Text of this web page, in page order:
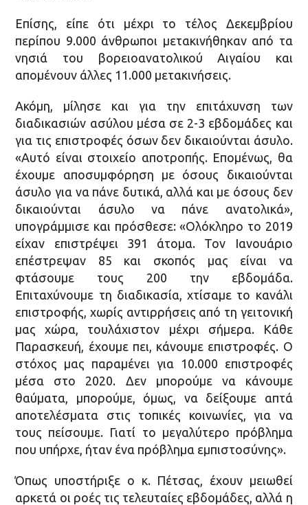
Επίσης, είπε ότι μέχρι το τέλος Δεκεμβρίου
περίπου 9.000 άνθρωποι μετακινήθηκαν από τα
νησιά του βορειοανατολικού Αιγαίου και
απομένουν άλλες 11.000 μετακινήσεις.
Ακόμη, μίλησε και για την επιτάχυνση των
διαδικασιών ασύλου μέσα σε 2-3 εβδομάδες και
για τις επιστροφές όσων δεν δικαιούνται άσυλο.
«Αυτό είναι στοιχείο αποτροπής. Επομένως, θα
έχουμε αποσυμφόρηση με όσους δικαιούνται
άσυλο για να πάνε δυτικά, αλλά και με όσους δεν
δικαιούνται άσυλο να πάνε ανατολικά»,
υπογράμμισε και πρόσθεσε: «Ολόκληρο το 2019
είχαν επιστρέψει 391 άτομα. Τον Ιανουάριο
επέστρεψαν 85 και σκοπός μας είναι να
φτάσουμε τους 200 την εβδομάδα.
Επιταχύνουμε τη διαδικασία, χτίσαμε το κανάλι
επιστροφής, χωρίς αντιρρήσεις από τη γειτονική
μας χώρα, τουλάχιστον μέχρι σήμερα. Κάθε
Παρασκευή, έχουμε πει, κάνουμε επιστροφές. Ο
στόχος μας παραμένει για 10.000 επιστροφές
μέσα στο 2020. Δεν μπορούμε να κάνουμε
θαύματα, μπορούμε, όμως, να δείξουμε απτά
αποτελέσματα στις τοπικές κοινωνίες, για να
τους πείσουμε. Γιατί το μεγαλύτερο πρόβλημα
που υπήρχε, ήταν ένα πρόβλημα εμπιστοσύνης».
Όπως υποστήριξε ο κ. Πέτσας, έχουν μειωθεί
αρκετά οι ροές τις τελευταίες εβδομάδες, αλλά η